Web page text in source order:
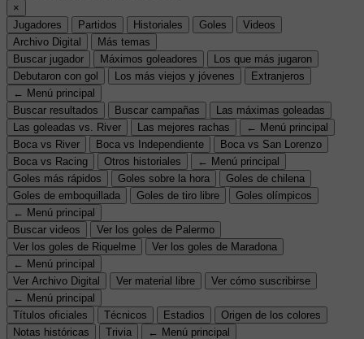
×
Jugadores
Partidos Historiales Goles
Videos
Archivo Digital
Más temas
Buscar jugador
Máximos goleadores
Los que más jugaron
Debutaron con gol
Los más viejos y jóvenes
Extranjeros
← Menú principal
Buscar resultados
Buscar campañas
Las máximas goleadas
Las goleadas vs. River
Las mejores rachas
← Menú principal
Boca vs River
Boca vs Independiente
Boca vs San Lorenzo
Boca vs Racing
Otros historiales
← Menú principal
Goles más rápidos
Goles sobre la hora
Goles de chilena
Goles de emboquillada
Goles de tiro libre
Goles olímpicos
← Menú principal
Buscar videos
Ver los goles de Palermo
Ver los goles de Riquelme
Ver los goles de Maradona
← Menú principal
Ver Archivo Digital
Ver material libre
Ver cómo suscribirse
← Menú principal
Títulos oficiales
Técnicos Estadios
Origen de los colores
Notas históricas
Trivia ← Menú principal